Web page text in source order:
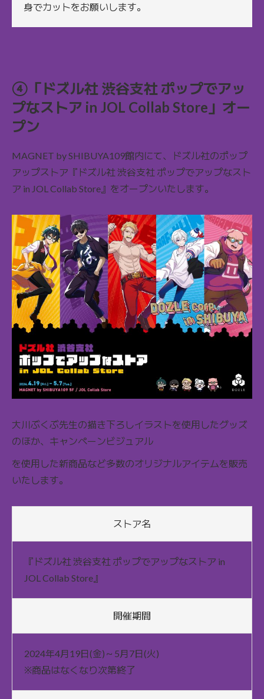
身でカットをお願いします。
④「ドズル社 渋谷支社 ポップでアッ
プなストア in JOL Collab Store」オー
プン
MAGNET by SHIBUYA109館内にて、ドズル社のポップ
アップストア『ドズル社 渋谷支社 ポップでアップなスト
ア in JOL Collab Store』をオープンいたします。
大川ぶくぶ先生の描き下ろしイラストを使用したグッズ
のほか、キャンペーンビジュアル
を使用した新商品など多数のオリジナルアイテムを販売
いたします。
ストア名
『ドズル社 渋谷支社 ポップでアップなストア in
JOL Collab Store』
開催期間
2024年4月19日(金)～5月7日(火)
※商品はなくなり次第終了